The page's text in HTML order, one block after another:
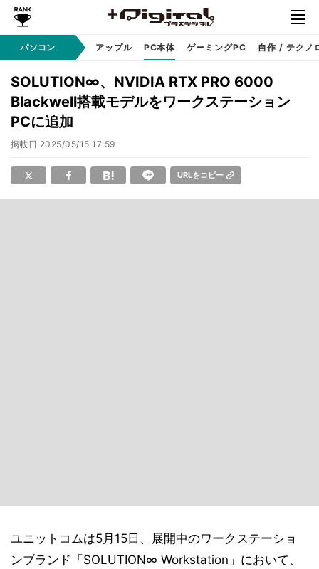
パソコンWindows アップル PC本体 ゲーミングPC 自作 / テクノ
SOLUTION∞、NVIDIA RTX PRO 6000
Blackwell搭載モデルをワークステーション
PCに追加
掲載日 2025/05/15 17:59
URLをコピー
ユニットコムは5月15日、展開中のワークステーショ
ンブランド「SOLUTION∞ Workstation」において、